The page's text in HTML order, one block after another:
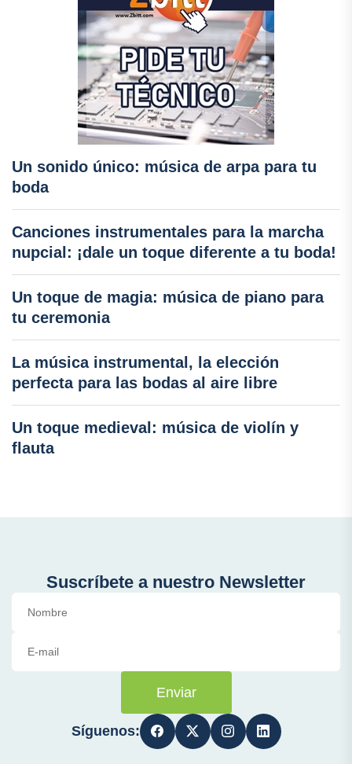
Un sonido único: música de arpa para tu
boda
Canciones instrumentales para la marcha
nupcial: ¡dale un toque diferente a tu boda!
Un toque de magia: música de piano para
tu ceremonia
La música instrumental, la elección
perfecta para las bodas al aire libre
Un toque medieval: música de violín y
flauta
Suscríbete a nuestro Newsletter
Enviar
Síguenos: